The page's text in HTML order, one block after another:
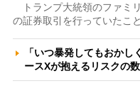
トランプ大統領のファミ
の証券取引を行っていたこ
「いつ暴発してもおか
ースXが抱えるリスクの